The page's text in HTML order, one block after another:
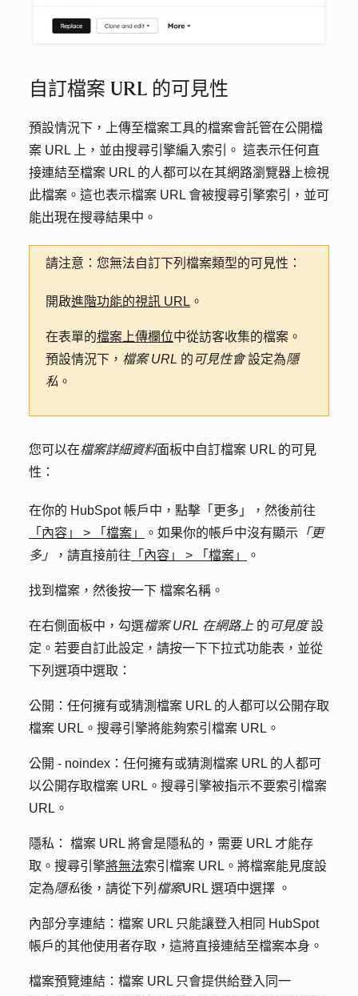
自訂檔案 URL 的可見性
預設情況下，上傳至檔案工具的檔案會託管在公開檔
案 URL 上，並由搜尋引擎編入索引。 這表示任何直
接連結至檔案 URL 的人都可以在其網路瀏覽器上檢視
此檔案。這也表示檔案 URL 會被搜尋引擎索引，並可
能出現在搜尋結果中。
請注意： 您無法自訂下列檔案類型的可見性：
開啟進階功能的視訊 URL 。
在表單的檔案上傳欄位中從訪客收集的檔案。
預設情況下， 檔案 URL 的 可見性會設定為隱
私 。
您可以在檔案詳細資料面板中自訂檔案 URL 的可見
性：
在你的 HubSpot 帳戶中，點擊 「更多」
，然後前往
「內容」
> 「檔案」 。如果你的帳戶中沒有顯示 「更
多」
，請直接前往 「內容」 > 「檔案」 。
找到檔案，然後按一下 檔案名稱 。
在右側面板中，勾選檔案 URL 在網路上 的 可見度設
定。若要自訂此設定，請按一下下拉式功能表 ，並從
下列選項中選取：
公開： 任何擁有或猜測檔案 URL 的人都可以公開存取
檔案 URL。搜尋引擎將能夠索引檔案 URL。
公開 - noindex： 任何擁有或猜測檔案 URL 的人都可
以公開存取檔案 URL。搜尋引擎被指示不要索引檔案
URL。
隱私：
檔案 URL 將會是隱私的，需要 URL 才能存
取。搜尋引擎將無法索引檔案 URL。將檔案能見度設
定為隱私後，請從下列 檔案URL 選項中選擇 。
內部分享連結： 檔案 URL 只能讓登入相同 HubSpot
帳戶的其他使用者存取，這將直接連結至檔案本身。
檔案預覽連結：檔案 URL 只會提供給登入同一